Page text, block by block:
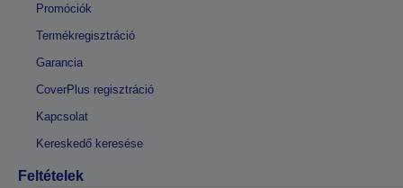
Promóciók
Termékregisztráció
Garancia
CoverPlus regisztráció
Kapcsolat
Kereskedő keresése
Feltételek